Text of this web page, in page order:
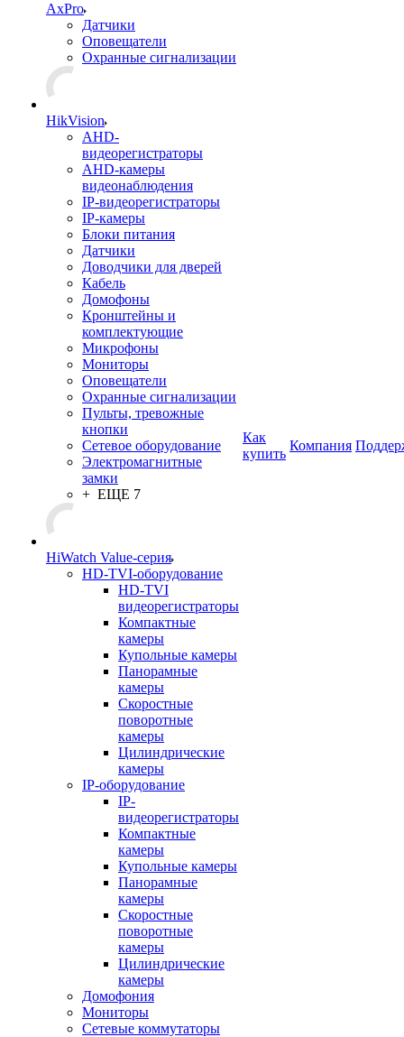
AxPro
Датчики
Оповещатели
Охранные сигнализации
HikVision
AHD-
видеорегистраторы
AHD-камеры
видеонаблюдения
IP-видеорегистраторы
IP-камеры
Блоки питания
Датчики
Доводчики для дверей
Кабель
Домофоны
Кронштейны и
комплектующие
Микрофоны
Мониторы
Оповещатели
Охранные сигнализации
Пульты, тревожные
кнопки
Сетевое оборудование
Электромагнитные
замки
+ ЕЩЕ 7
HiWatch Value-серия
HD-TVI-оборудование
HD-TVI
видеорегистраторы
Компактные
камеры
Купольные камеры
Панорамные
камеры
Скоростные
поворотные
камеры
Цилиндрические
камеры
IP-оборудование
IP-
видеорегистраторы
Компактные
камеры
Купольные камеры
Панорамные
камеры
Скоростные
поворотные
камеры
Цилиндрические
камеры
Домофония
Мониторы
Сетевые коммутаторы
Как
купить
Компания